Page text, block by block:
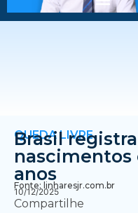
QUEDA LIVRE
Brasil
nascimentos
anos
Fonte: linharesjr.com.br
10/12/2025
Compartilhe